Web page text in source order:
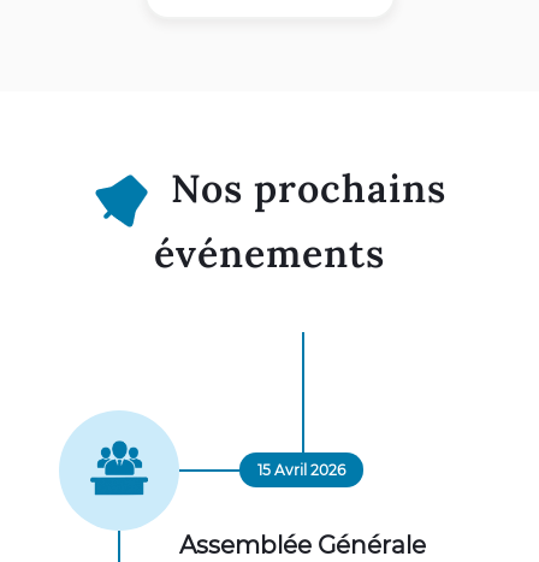
Nos prochains
événements
15 Avril 2026
Assemblée Générale